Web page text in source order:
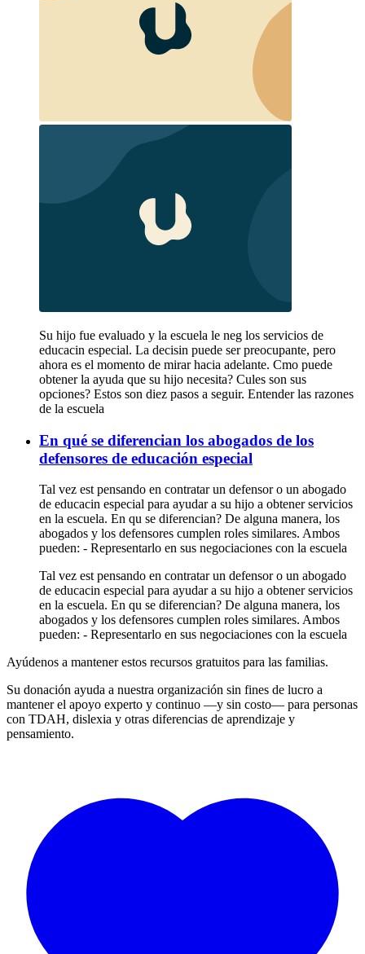
Su hijo fue evaluado y la escuela le neg los servicios de
educacin especial. La decisin puede ser preocupante, pero
ahora es el momento de mirar hacia adelante. Cmo puede
obtener la ayuda que su hijo necesita? Cules son sus
opciones? Estos son diez pasos a seguir. Entender las razones
de la escuela
En qué se diferencian los abogados de los
defensores de educación especial
Tal vez est pensando en contratar un defensor o un abogado
de educacin especial para ayudar a su hijo a obtener servicios
en la escuela. En qu se diferencian? De alguna manera, los
abogados y los defensores cumplen roles similares. Ambos
pueden: - Representarlo en sus negociaciones con la escuela
Tal vez est pensando en contratar un defensor o un abogado
de educacin especial para ayudar a su hijo a obtener servicios
en la escuela. En qu se diferencian? De alguna manera, los
abogados y los defensores cumplen roles similares. Ambos
pueden: - Representarlo en sus negociaciones con la escuela
Ayúdenos a mantener estos recursos gratuitos para las familias.
Su donación ayuda a nuestra organización sin fines de lucro a
mantener el apoyo experto y continuo —y sin costo— para personas
con TDAH, dislexia y otras diferencias de aprendizaje y
pensamiento.